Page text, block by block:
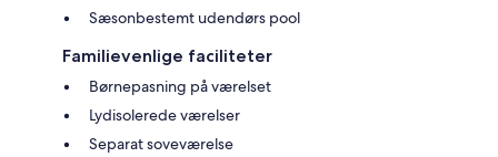
Sæsonbestemt udendørs pool
Familievenlige faciliteter
Børnepasning på værelset
Lydisolerede værelser
Separat soveværelse